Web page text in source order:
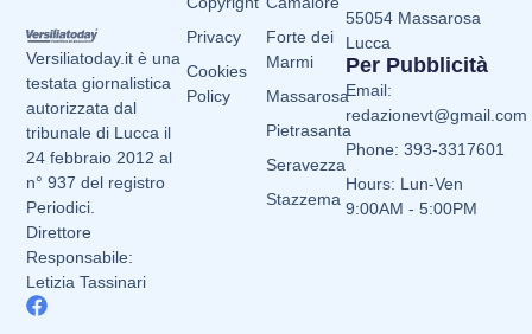
Versiliatoday.it è una
testata giornalistica
autorizzata dal
tribunale di Lucca il
24 febbraio 2012 al
n° 937 del registro
Periodici.
Direttore
Responsabile:
Letizia Tassinari
Forte dei
Marmi
Massarosa
Pietrasanta
Seravezza
Stazzema
Privacy
Cookies
Policy
55054 Massarosa
Lucca
Per Pubblicità
Email:
redazionevt@gmail.com
Phone: 393-3317601
Hours: Lun-Ven
9:00AM - 5:00PM